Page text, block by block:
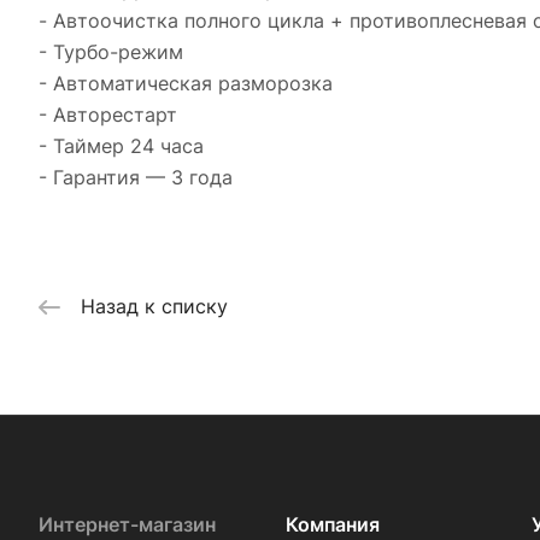
- Автоочистка полного цикла + противоплесневая
- Турбо-режим
- Автоматическая разморозка
- Авторестарт
- Таймер 24 часа
- Гарантия — 3 года
Назад к списку
Интернет-магазин Компания